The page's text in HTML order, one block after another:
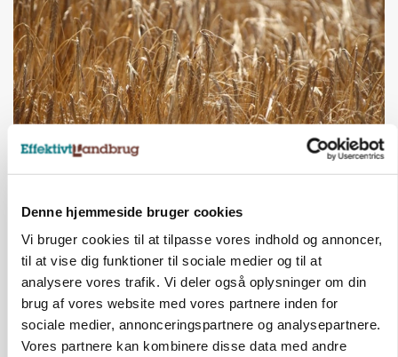
Denne hjemmeside bruger cookies
Vi bruger cookies til at tilpasse vores indhold og annoncer,
til at vise dig funktioner til sociale medier og til at
analysere vores trafik. Vi deler også oplysninger om din
brug af vores website med vores partnere inden for
sociale medier, annonceringspartnere og analysepartnere.
Vores partnere kan kombinere disse data med andre